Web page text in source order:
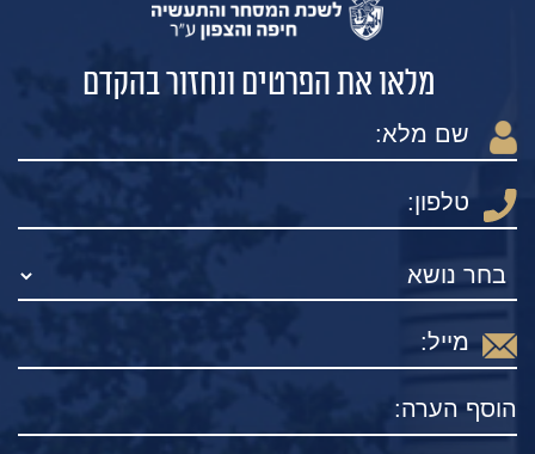
מלאו את הפרטים ונחזור בהקדם